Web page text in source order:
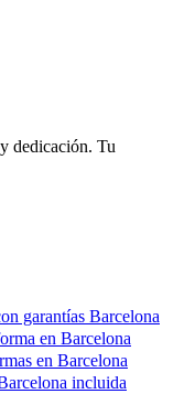
dedicación. Tu
garantías Barcelona
en Barcelona
en Barcelona
incluida